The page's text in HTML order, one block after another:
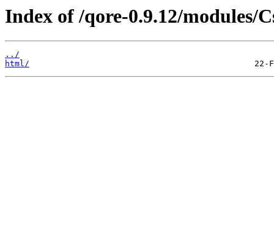
Index of /qore-0.9.12/modules/
../
html/